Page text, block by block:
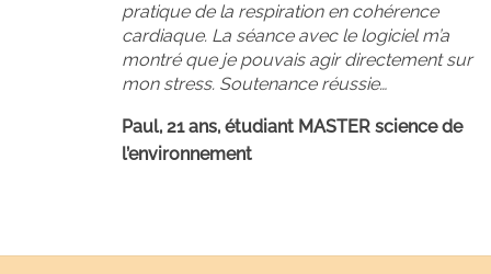
pratique de la respiration en cohérence
cardiaque. La séance avec le logiciel m’a
montré que je pouvais agir directement sur
mon stress. Soutenance réussie…
Paul, 21 ans, étudiant MASTER science de
l’environnement